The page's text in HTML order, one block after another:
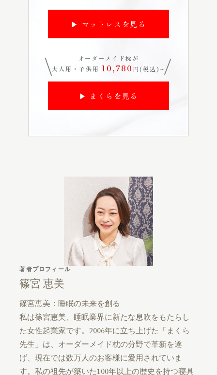
▶ マットレスを見る
オーダーメイド枕が
大人用・子供用 10,780 円(税込)~
▶ まくらを見る
著者プロフィール
篠宮 恵美
篠宮恵美：睡眠の未来を創る
私は篠宮恵美、睡眠業界に新たな息吹をもたらし
た女性起業家です。2006年に立ち上げた「まくら
先生」は、オーダーメイド枕の分野で革新を遂
げ、現在では数万人のお客様に愛用されていま
す。私の祖先が築いた100年以上の歴史を持つ寝具